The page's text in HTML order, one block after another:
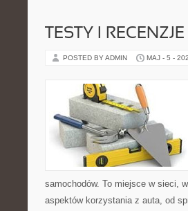
TESTY I RECENZJE
POSTED BY ADMIN MAJ - 5 -
samochodów. To miejsce w sieci,
aspektów korzystania z auta, od